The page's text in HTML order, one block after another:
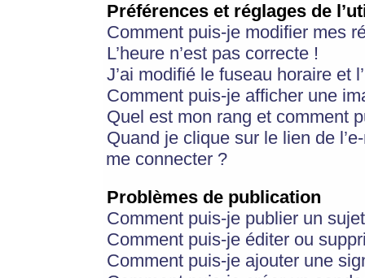
Préférences et réglages de
Comment puis-je modifier mes
L’heure n’est pas correcte !
J’ai modifié le fuseau horaire et
Comment puis-je afficher une
Quel est mon rang et comment
Quand je clique sur le lien de
me connecter ?
Problèmes de publication
Comment puis-je publier un
Comment puis-je éditer ou
Comment puis-je ajouter une